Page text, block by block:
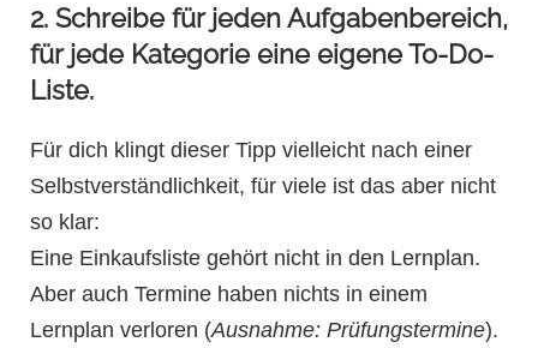
2. Schreibe für jeden Aufgabenbereich,
für jede Kategorie eine eigene To-Do-
Liste.
Für dich klingt dieser Tipp vielleicht nach einer
Selbstverständlichkeit, für viele ist das aber nicht
so klar:
Eine Einkaufsliste gehört nicht in den Lernplan.
Aber auch Termine haben nichts in einem
Lernplan verloren (Ausnahme: Prüfungstermine).